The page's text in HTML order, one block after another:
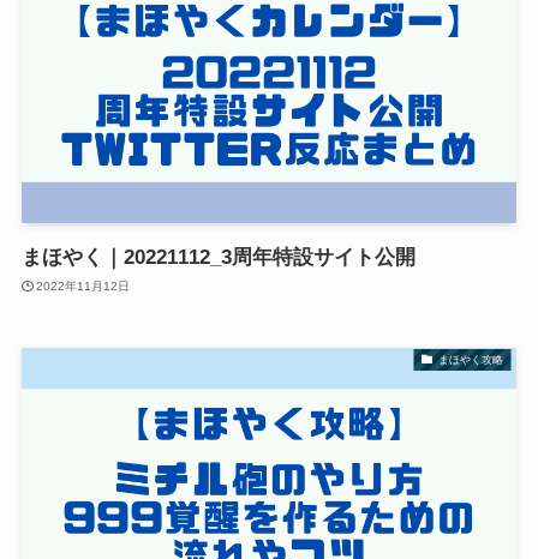
まほやく｜20221112_3周年特設サイト公開
2022年11月12日
まほやく攻略